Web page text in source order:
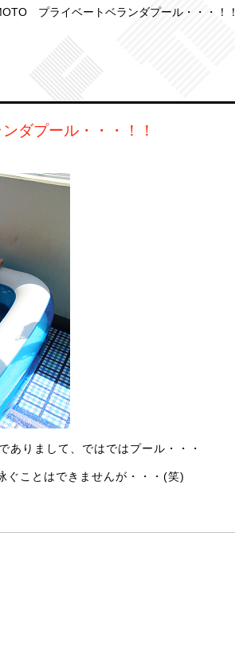
プライベートベランダプール・・・！！
ダプール・・・！！
ありまして、ではではプール・・・
ことはできませんが・・・(笑)